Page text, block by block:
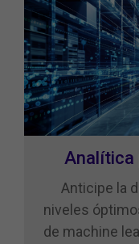
Analítica
Anticipe la
niveles
de machine